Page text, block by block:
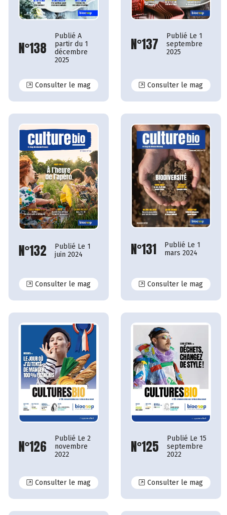
N°138
Publié A
partir du 1
décembre
2025
Consulter le magN°138
N°137
Publié Le 1
septembre
2025
Consulter le magN°137
N°132
Publié Le 1
juin 2024
Consulter le magN°132
N°131
Publié Le 1
mars 2024
Consulter le magN°131
N°126
Publié Le 2
novembre
2022
Consulter le magN°126
N°125
Publié Le 15
septembre
2022
Consulter le magN°125